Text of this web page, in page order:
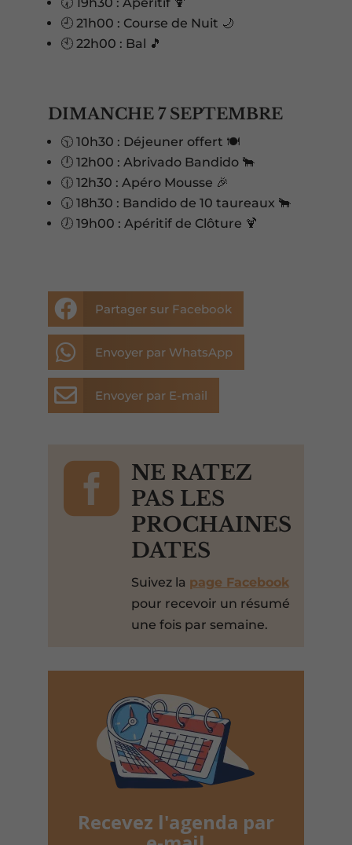
🕘 21h00 : Course de Nuit 🌙
🕙 22h00 : Bal 🎵
DIMANCHE 7 SEPTEMBRE
🕥 10h30 : Déjeuner offert 🍽️
🕛 12h00 : Abrivado Bandido 🐂
🕧 12h30 : Apéro Mousse 🎉
🕡 18h30 : Bandido de 10 taureaux 🐂
🕖 19h00 : Apéritif de Clôture 🍹
 Partager sur Facebook
 Envoyer par WhatsApp
 Envoyer par E-mail

NE RATEZ
PAS LES
PROCHAINES
DATES
Suivez la page Facebook
pour recevoir un résumé
une fois par semaine.
Recevez l'agenda par